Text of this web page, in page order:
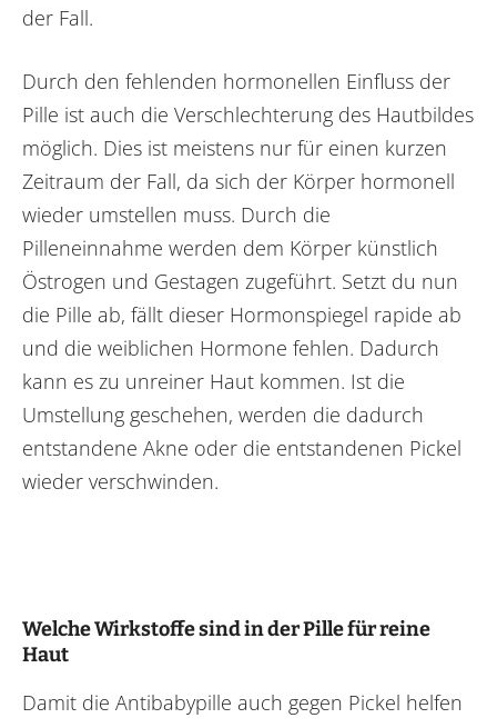
der Fall.
Durch den fehlenden hormonellen Einfluss der
Pille ist auch die Verschlechterung des Hautbildes
möglich. Dies ist meistens nur für einen kurzen
Zeitraum der Fall, da sich der Körper hormonell
wieder umstellen muss. Durch die
Pilleneinnahme werden dem Körper künstlich
Östrogen und Gestagen zugeführt. Setzt du nun
die Pille ab, fällt dieser Hormonspiegel rapide ab
und die weiblichen Hormone fehlen. Dadurch
kann es zu unreiner Haut kommen. Ist die
Umstellung geschehen, werden die dadurch
entstandene Akne oder die entstandenen Pickel
wieder verschwinden.
Welche Wirkstoffe sind in der Pille für reine
Haut
Damit die Antibabypille auch gegen Pickel helfen